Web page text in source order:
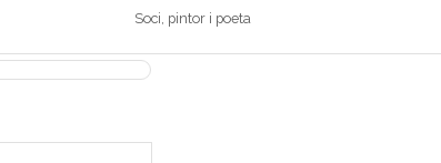
Soci, pintor i poeta